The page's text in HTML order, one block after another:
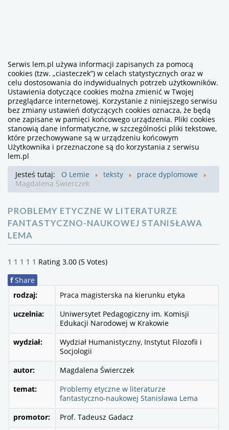
Serwis lem.pl używa informacji zapisanych za pomocą
cookies (tzw. „ciasteczek”) w celach statystycznych oraz w
celu dostosowania do indywidualnych potrzeb użytkowników.
Ustawienia dotyczące cookies można zmienić w Twojej
przeglądarce internetowej. Korzystanie z niniejszego serwisu
bez zmiany ustawień dotyczących cookies oznacza, że będą
one zapisane w pamięci końcowego urządzenia. Pliki cookies
stanowią dane informatyczne, w szczególności pliki tekstowe,
które przechowywane są w urządzeniu końcowym
Użytkownika i przeznaczone są do korzystania z serwisu
lem.pl
Jesteś tutaj:
O Lemie teksty
prace dyplomowe
Magdalena Świerczek
PROBLEMY ETYCZNE W LITERATURZE
FANTASTYCZNO-NAUKOWEJ STANISŁAWA
LEMA
1 1 1 1 1 Rating 3.00 (5 Votes)
f Share
rodzaj:
Praca magisterska na kierunku etyka
uczelnia:
Uniwersytet Pedagogiczny im. Komisji
Edukacji Narodowej w Krakowie
wydział:
Wydział Humanistyczny, Instytut Filozofii i
Socjologii
autor:
Magdalena Świerczek
temat:
Problemy etyczne w literaturze
fantastyczno-naukowej Stanisława Lema
promotor:
Prof. Tadeusz Gadacz